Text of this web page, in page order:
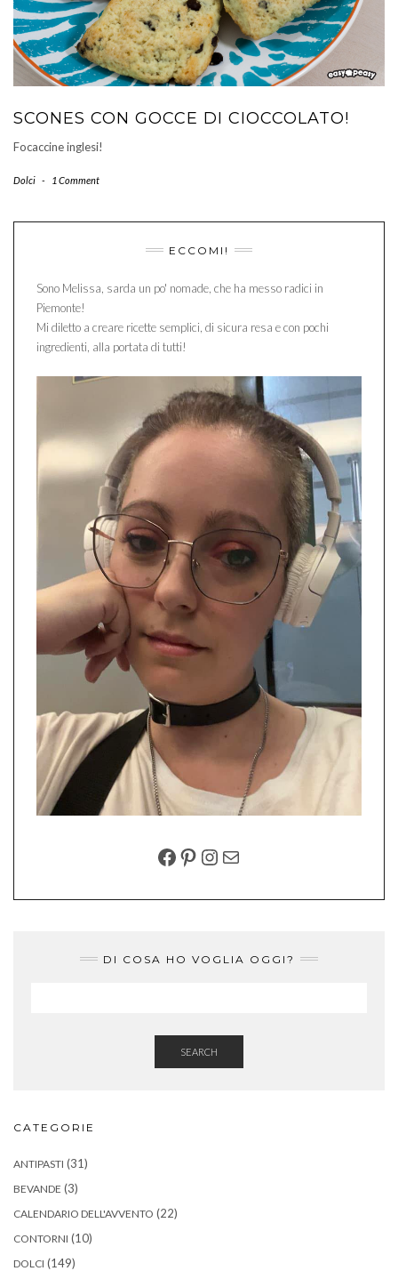
SCONES CON GOCCE DI CIOCCOLATO!
Focaccine inglesi!
Dolci - 1 Comment
ECCOMI!
Sono Melissa, sarda un po' nomade, che ha messo radici in
Piemonte!
Mi diletto a creare ricette semplici, di sicura resa e con pochi
ingredienti, alla portata di tutti!
FACEBOOK
PINTEREST
INSTAGRAM
EMAIL
DI COSA HO VOGLIA OGGI?
SEARCH
CATEGORIE
ANTIPASTI (31)
BEVANDE (3)
CALENDARIO DELL'AVVENTO (22)
CONTORNI (10)
DOLCI (149)